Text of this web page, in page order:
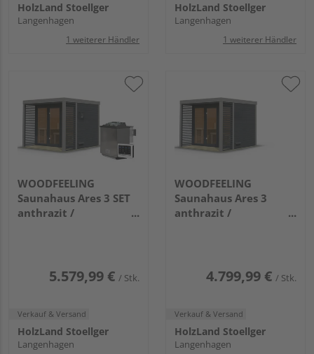
HolzLand Stoellger
Langenhagen
1 weiterer Händler
HolzLand Stoellger
Langenhagen
1 weiterer Händler
WOODFEELING
Saunahaus Ares 3 SET
anthrazit /
2760x2760x2315mm
5.579,99 € / Stk.
Verkauf & Versand
HolzLand Stoellger
Langenhagen
WOODFEELING
Saunahaus Ares 3
anthrazit /
4.799,99 € / Stk.
Verkauf & Versand
HolzLand Stoellger
Langenhagen